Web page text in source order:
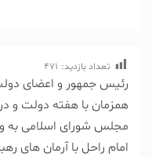
تعداد بازدید: 471
رئیس جمهور و اعضای
همزمان با هفته دولت و
مجلس شورای اسلامی به
امام راحل با آرمان های